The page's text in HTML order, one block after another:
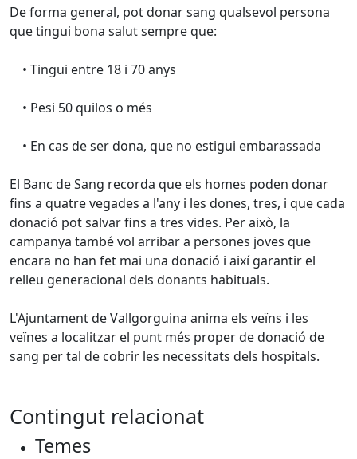
De forma general, pot donar sang qualsevol persona
que tingui bona salut sempre que:
• Tingui entre 18 i 70 anys
• Pesi 50 quilos o més
• En cas de ser dona, que no estigui embarassada
El Banc de Sang recorda que els homes poden donar
fins a quatre vegades a l'any i les dones, tres, i que cada
donació pot salvar fins a tres vides. Per això, la
campanya també vol arribar a persones joves que
encara no han fet mai una donació i així garantir el
relleu generacional dels donants habituals.
L'Ajuntament de Vallgorguina anima els veïns i les
veïnes a localitzar el punt més proper de donació de
sang per tal de cobrir les necessitats dels hospitals.
Contingut relacionat
Temes